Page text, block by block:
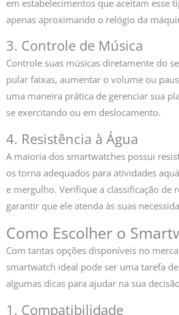
em estabelecimentos que aceitam esse
apenas aproximando o relógio da
3. Controle de Música
Controle suas músicas diretamente do
pular faixas, aumentar o volume ou
uma maneira prática de gerenciar sua
se exercitando ou em deslocamento.
4. Resistência à Água
A maioria dos smartwatches possui
os torna adequados para atividades
e mergulho. Verifique a classificação de
garantir que ele atenda às suas
Como Escolher o
Com tantas opções disponíveis no
smartwatch ideal pode ser uma tarefa
algumas dicas para ajudar na sua
1. Compatibilidade